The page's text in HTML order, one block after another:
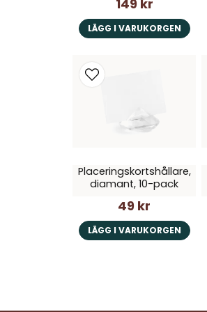
149 kr
LÄGG I VARUKORGEN
Placeringskortshållare,
diamant, 10-pack
49 kr
LÄGG I VARUKORGEN